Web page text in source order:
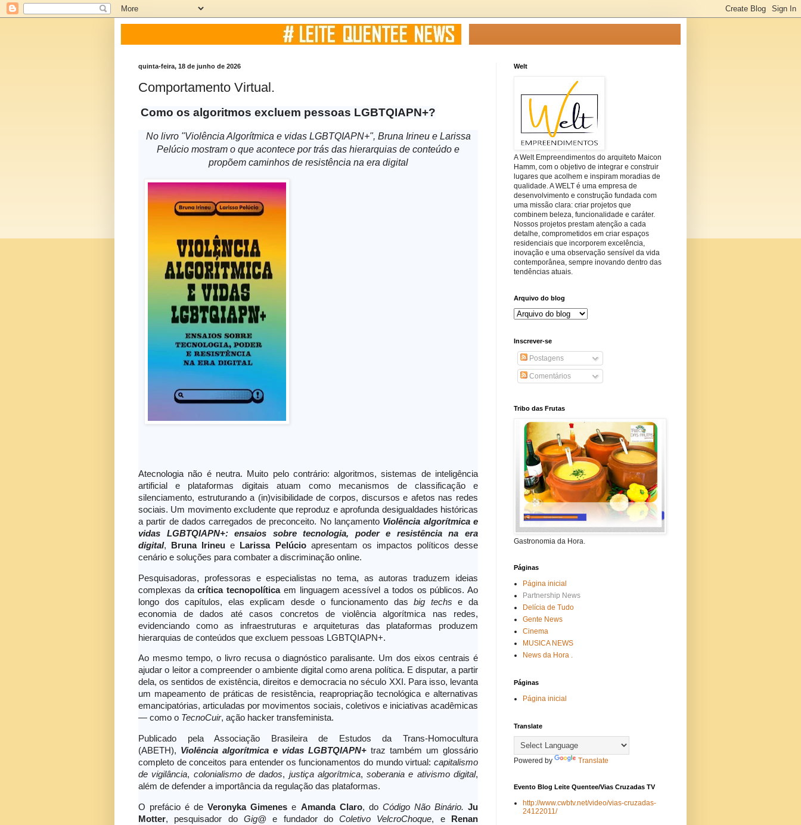
quinta-feira, 18 de junho de 2026
Comportamento Virtual.
Como os algoritmos excluem pessoas LGBTQIAPN+?
No livro "Violência Algorítmica e vidas LGBTQIAPN+", Bruna Irineu e Larissa
Pelúcio mostram o que acontece por trás das hierarquias de conteúdo e
propõem caminhos de resistência na era digital
Atecnologia não é neutra. Muito pelo contrário: algoritmos, sistemas de inteligência
artificial e plataformas digitais atuam como mecanismos de classificação e
silenciamento, estruturando a (in)visibilidade de corpos, discursos e afetos nas redes
sociais. Um movimento excludente que reproduz e aprofunda desigualdades históricas
a partir de dados carregados de preconceito. No lançamento Violência algorítmica e
vidas LGBTQIAPN+: ensaios sobre tecnologia, poder e resistência na era
digital, Bruna Irineue Larissa Pelúcio apresentam os impactos políticos desse
cenário e soluções para combater a discriminação online.
Pesquisadoras, professoras e especialistas no tema, as autoras traduzem ideias
complexas dacrítica tecnopolíticaem linguagem acessível a todos os públicos. Ao
longo dos capítulos, elas explicam desde o funcionamento dasbig techs e da
economia de dados até casos concretos de violência algorítmica nas redes,
evidenciando como as infraestruturas e arquiteturas das plataformas produzem
hierarquias de conteúdos que excluem pessoas LGBTQIAPN+.
Ao mesmo tempo, o livro recusa o diagnóstico paralisante. Um dos eixos centrais é
ajudar o leitor a compreender o ambiente digital como arena política. E disputar, a partir
dela, os sentidos de existência, direitos e democracia no século XXI. Para isso, levanta
um mapeamento de práticas de resistência, reapropriação tecnológica e alternativas
emancipatórias, articuladas por movimentos sociais, coletivos e iniciativas acadêmicas
— como o TecnoCuir, ação hacker transfeminista.
Publicado pela Associação Brasileira de Estudos da Trans-Homocultura
(ABETH), Violência algorítmica e vidas LGBTQIAPN+ traz também um glossário
completo de conceitos para entender os funcionamentos do mundo virtual: capitalismo
de vigilância, colonialismo de dados, justiça algorítmica,soberania e ativismo digital,
além de defender a importância da regulação das plataformas.
O prefácio é deVeronyka Gimenes e Amanda Claro, do Código Não Binário. Ju
Motter, pesquisador do Gig@e fundador doColetivo VelcroChoque, e Renan
Welt
A Welt Empreendimentos do arquiteto Maicon
Hamm, com o objetivo de integrar e construir
lugares que acolhem e inspiram moradias de
qualidade. A WELT é uma empresa de
desenvolvimento e construção fundada com
uma missão clara: criar projetos que
combinem beleza, funcionalidade e caráter.
Nossos projetos prestam atenção a cada
detalhe, comprometidos em criar espaços
residenciais que incorporem excelência,
inovação e uma observação sensível da vida
contemporânea, sempre inovando dentro das
tendências atuais.
Arquivo do blog
Inscrever-se
Postagens
Comentários
Tribo das Frutas
Gastronomia da Hora.
Páginas
Página inicial
Partnership News
Delícia de Tudo
Gente News
Cinema
MUSICA NEWS
News da Hora .
Páginas
Página inicial
Translate
Powered by Translate
Evento Blog Leite Quentee/Vias Cruzadas TV
http://www.cwbtv.net/video/vias-cruzadas-
24122011/